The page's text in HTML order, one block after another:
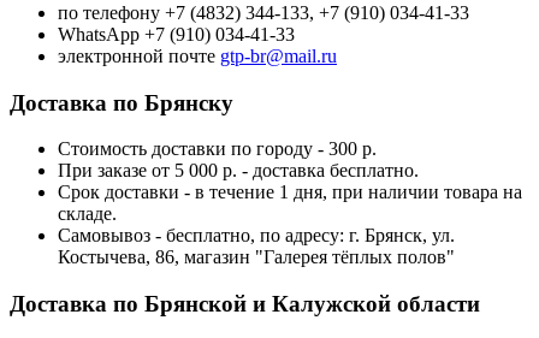
по телефону +7 (4832) 344-133, +7 (910) 034-41-33
WhatsApp +7 (910) 034-41-33
электронной почте gtp-br@mail.ru
Доставка по Брянску
Стоимость доставки по городу - 300 р.
При заказе от 5 000 р. - доставка бесплатно.
Срок доставки - в течение 1 дня, при наличии товара на
складе.
Самовывоз - бесплатно, по адресу: г. Брянск, ул.
Костычева, 86, магазин "Галерея тёплых полов"
Доставка по Брянской и Калужской области